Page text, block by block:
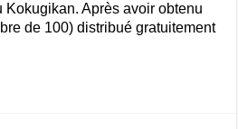
Après avoir obtenu
de 100) distribué gratuitement